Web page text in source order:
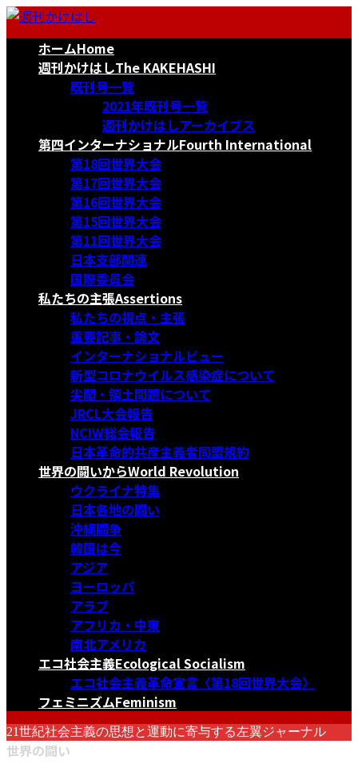
コ
ナ
ホームHome
週刊かけはしThe KAKEHASHI
既刊号一覧
2021年既刊号一覧
週刊かけはしアーカイブス
第四インターナショナルFourth International
第18回世界大会
第17回世界大会
第16回世界大会
第15回世界大会
第11回世界大会
日本支部関連
国際委員会
私たちの主張Assertions
私たちの視点・主張
重要記事・論文
インターナショナルビュー
新型コロナウイルス感染症について
尖閣・領土問題について
JRCL大会報告
NCIW総会報告
日本革命的共産主義者同盟規約
世界の闘いからWorld Revolution
ウクライナ特集
日本各地の闘い
沖縄闘争
韓国は今
アジア
ヨーロッパ
アラブ
アフリカ・中東
南北アメリカ
エコ社会主義Ecological Socialism
エコ社会主義革命宣言〈第18回世界大会〉
フェミニズムFeminism
21世紀社会主義の思想と運動に寄与する左翼ジャーナル
世界の闘い